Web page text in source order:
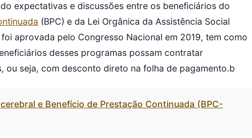
expectativas e discussões entre os beneficiários do
(BPC) e da Lei Orgânica da Assistência Social
foi aprovada pelo Congresso Nacional em 2019, tem como
desses programas possam contratar
ou seja, com desconto direto na folha de pagamento.b
e Benefício de Prestação Continuada (BPC-